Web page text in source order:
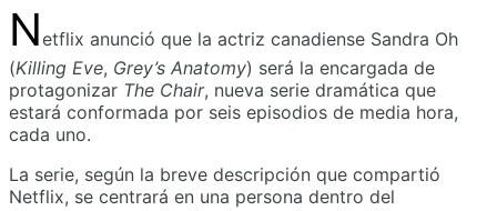
Netflix anunció que la actriz canadiense Sandra Oh
(Killing Eve, Grey’s Anatomy) será la encargada de
protagonizar The Chair, nueva serie dramática que
estará conformada por seis episodios de media hora,
cada uno.
La serie, según la breve descripción que compartió
Netflix, se centrará en una persona dentro del